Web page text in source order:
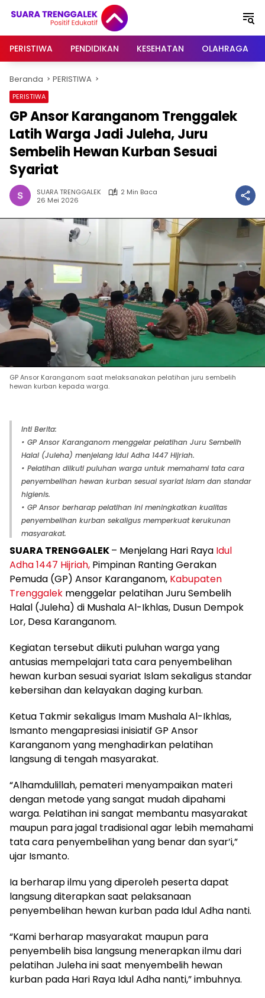
PERISTIWA
PENDIDIKAN KESEHATAN OLAHRAGA
Beranda PERISTIWA
PERISTIWA
GP Ansor Karanganom Trenggalek
Latih Warga Jadi Juleha, Juru
Sembelih Hewan Kurban Sesuai
Syariat
SUARA TRENGGALEK
2 Min Baca
26 Mei 2026
GP Ansor Karanganom saat melaksanakan pelatihan juru sembelih
hewan kurban kepada warga.
Inti Berita:
• GP Ansor Karanganom menggelar pelatihan Juru Sembelih
Halal (Juleha) menjelang Idul Adha 1447 Hijriah.
• Pelatihan diikuti puluhan warga untuk memahami tata cara
penyembelihan hewan kurban sesuai syariat Islam dan standar
higienis.
• GP Ansor berharap pelatihan ini meningkatkan kualitas
penyembelihan kurban sekaligus memperkuat kerukunan
masyarakat.
SUARA TRENGGALEK– Menjelang Hari Raya Idul
Adha 1447 Hijriah, Pimpinan Ranting Gerakan
Pemuda (GP) Ansor Karanganom, Kabupaten
Trenggalek menggelar pelatihan Juru Sembelih
Halal (Juleha) di Mushala Al-Ikhlas, Dusun Dempok
Lor, Desa Karanganom.
Kegiatan tersebut diikuti puluhan warga yang
antusias mempelajari tata cara penyembelihan
hewan kurban sesuai syariat Islam sekaligus standar
kebersihan dan kelayakan daging kurban.
Ketua Takmir sekaligus Imam Mushala Al-Ikhlas,
Ismanto mengapresiasi inisiatif GP Ansor
Karanganom yang menghadirkan pelatihan
langsung di tengah masyarakat.
“Alhamdulillah, pemateri menyampaikan materi
dengan metode yang sangat mudah dipahami
warga. Pelatihan ini sangat membantu masyarakat
maupun para jagal tradisional agar lebih memahami
tata cara penyembelihan yang benar dan syar’i,”
ujar Ismanto.
Ia berharap ilmu yang diperoleh peserta dapat
langsung diterapkan saat pelaksanaan
penyembelihan hewan kurban pada Idul Adha nanti.
“Kami berharap masyarakat maupun para
penyembelih bisa langsung menerapkan ilmu dari
pelatihan Juleha ini saat menyembelih hewan
kurban pada Hari Raya Idul Adha nanti,” imbuhnya.